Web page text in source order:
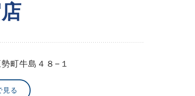
町牛島４８−１
見る